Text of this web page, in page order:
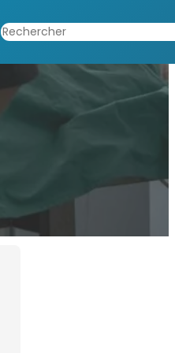
Rechercher